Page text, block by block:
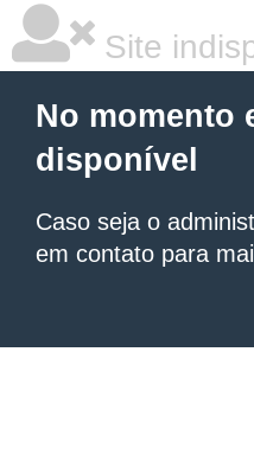
Site
No momento
disponível
Caso seja o
em contato para